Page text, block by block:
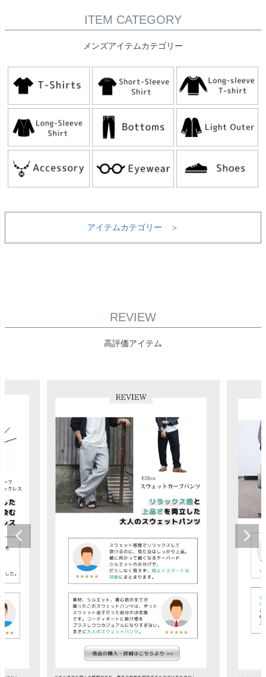
ITEM CATEGORY
メンズアイテムカテゴリー
アイテムカテゴリー ＞
REVIEW
高評価アイテム